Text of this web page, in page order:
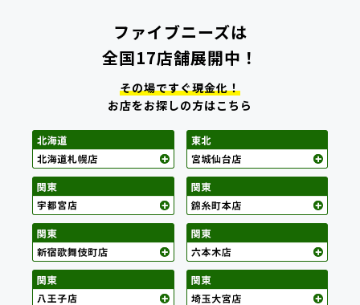
ファイブニーズは
全国17店舗展開中！
その場ですぐ現金化！
お店をお探しの方はこちら